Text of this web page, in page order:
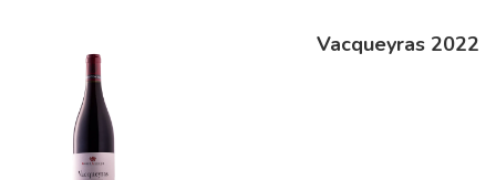
Vacqueyras 2022